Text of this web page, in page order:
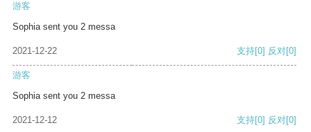
游客
Sophia sent you 2 messa
2021-12-22 支持[0] 反对[0]
游客
Sophia sent you 2 messa
2021-12-12 支持[0] 反对[0]